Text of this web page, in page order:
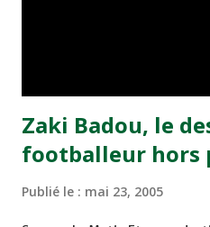
Zaki Badou, le
footballeur hors
Publié le : mai 23, 2005